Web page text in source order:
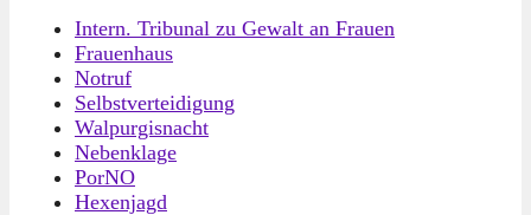
Intern. Tribunal zu Gewalt an Frauen
Frauenhaus
Notruf
Selbstverteidigung
Walpurgisnacht
Nebenklage
PorNO
Hexenjagd